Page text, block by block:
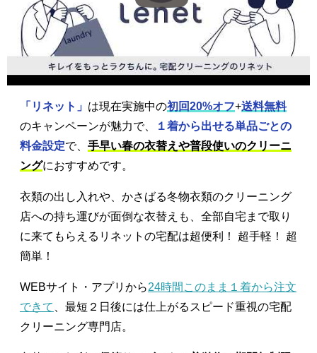
「リネット」 は現在実施中の初回20%オフ+送料無料
のキャンペーンが魅力で、
１着から出せる単品ごとの
料金設定で、 手早い春の衣替えや普段使いのクリーニ
ングにおすすめです。
衣類の出し入れや、かさばる冬物衣類のクリーニング
店への持ち運びが面倒な衣替えも、全部自宅まで取り
に来てもらえるリネットの宅配は超便利！ 超手軽！ 超
簡単！
WEBサイト・アプリから24時間このまま１着から注文
できて
、最短２日後には仕上がるスピード重視の宅配
クリーニング専門店。